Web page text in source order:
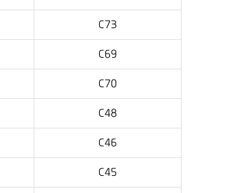
C73
C69
C70
C48
C46
C45